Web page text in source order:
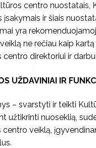
centro nuostatais,
ir šiais
yra
ne rečiau kaip
direktoriui ir
UŽDAVINIAI IR
– svarstyti ir teikti
užtikrinti nuoseklią,
veiklą,